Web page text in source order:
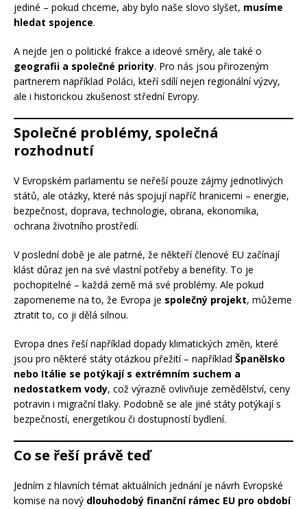
jediné – pokud chceme, aby bylo naše slovo slyšet, musíme
hledat spojence.
A nejde jen o politické frakce a ideové směry, ale také o
geografii a společné priority. Pro nás jsou přirozeným
partnerem například Poláci, kteří sdílí nejen regionální výzvy,
ale i historickou zkušenost střední Evropy.
Společné problémy, společná
rozhodnutí
V Evropském parlamentu se neřeší pouze zájmy jednotlivých
států, ale otázky, které nás spojují napříč hranicemi – energie,
bezpečnost, doprava, technologie, obrana, ekonomika,
ochrana životního prostředí.
V poslední době je ale patrné, že někteří členové EU začínají
klást důraz jen na své vlastní potřeby a benefity. To je
pochopitelné – každá země má své problémy. Ale pokud
zapomeneme na to, že Evropa je společný projekt, můžeme
ztratit to, co ji dělá silnou.
Evropa dnes řeší například dopady klimatických změn, které
jsou pro některé státy otázkou přežití – například Španělsko
nebo Itálie se potýkají s extrémním suchem a
nedostatkem vody, což výrazně ovlivňuje zemědělství, ceny
potravin i migrační tlaky. Podobně se ale jiné státy potýkají s
bezpečností, energetikou či dostupností bydlení.
Co se řeší právě teď
Jedním z hlavních témat aktuálních jednání je návrh Evropské
komise na nový dlouhodobý finanční rámec EU pro období